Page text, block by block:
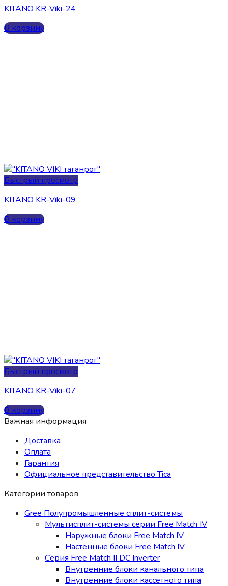
KITANO KR-Viki-24
В корзину
Быстрый просмотр
KITANO KR-Viki-09
В корзину
Быстрый просмотр
KITANO KR-Viki-07
В корзину
Важная информация
Доставка
Оплата
Гарантия
Официальное представительство Tica
Категории товаров
Gree Полупромышленные сплит-системы
Мультисплит-системы cерии Free Match IV
Наружные блоки Free Match IV
Настенные блоки Free Match IV
Серия Free Match II DC Inverter
Внутренние блоки канального типа
Внутренние блоки кассетного типа